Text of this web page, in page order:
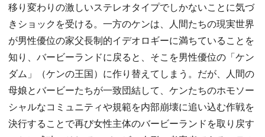
移り変わりの激しいステレオタイプでしかないことに気づ
きショックを受ける。一方のケンは、人間たちの現実世界
が男性優位の家父長制的イデオロギーに満ちていることを
知り、バービーランドに戻ると、そこを男性優位の「ケン
ダム」（ケンの王国）に作り替えてしまう。だが、人間の
母娘とバービーたちが一致団結して、ケンたちのホモソー
シャルなコミュニティや規範を内部崩壊に追い込む作戦を
決行することで再び女性主体のバービーランドを取り戻す